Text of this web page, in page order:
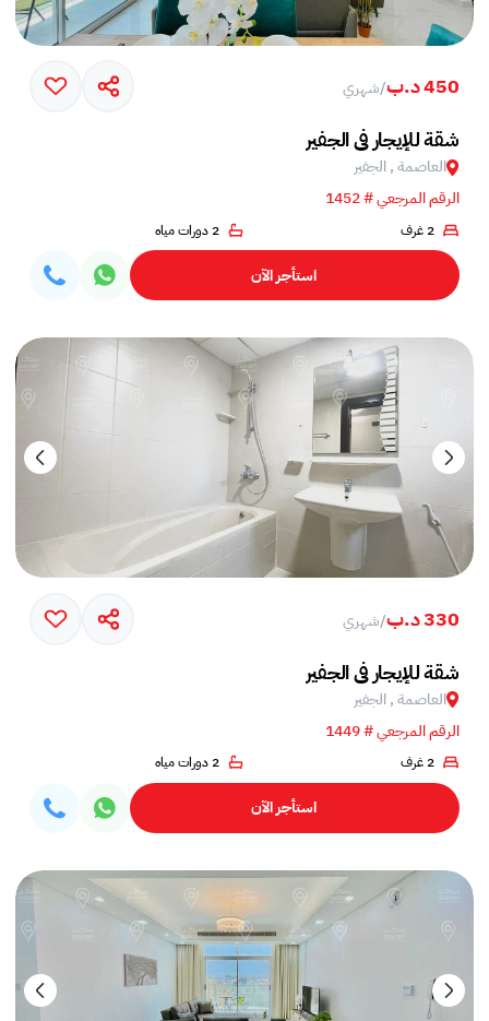
450 د.ب /شهري
شقة للإيجار في الجفير
العاصمة , الجفير
الرقم المرجعي # 1452
2 غرف 2 دورات مياه
استأجر الآن
330 د.ب /شهري
شقة للإيجار في الجفير
العاصمة , الجفير
الرقم المرجعي # 1449
2 غرف 2 دورات مياه
استأجر الآن